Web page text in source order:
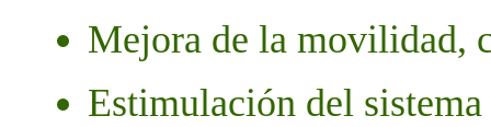
Mejora de la movilidad,
Estimulación del